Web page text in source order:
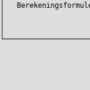
│
│
│
│